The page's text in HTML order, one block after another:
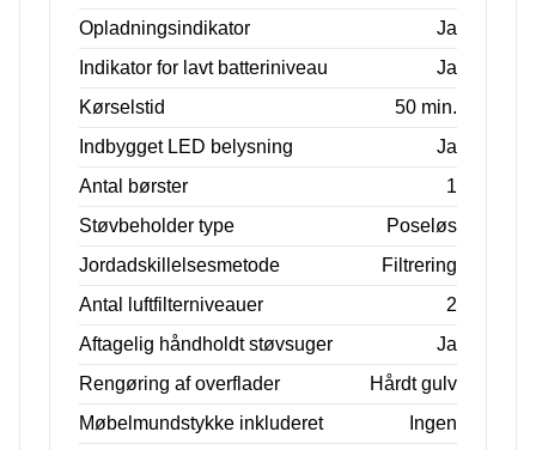
Opladningsindikator
Ja
Indikator for lavt batteriniveau
Ja
Kørselstid
50 min.
Indbygget LED belysning
Ja
Antal børster
1
Støvbeholder type
Poseløs
Jordadskillelsesmetode
Filtrering
Antal luftfilterniveauer
2
Aftagelig håndholdt støvsuger
Ja
Rengøring af overflader
Hårdt gulv
Møbelmundstykke inkluderet
Ingen